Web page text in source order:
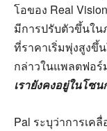
โอของ Real
มีการปรับตัวขึ้นใ
ที่ราคาเริ่มพุ่งสูงขึ้
กล่าวในแพลตฟอร์
เรายังคงอยู่ในโซน
Pal ระบุว่าการเค